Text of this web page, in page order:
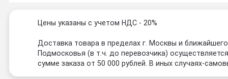
Цены указаны с учетом НДС - 20%
Доставка товара в пределах г. Москвы и ближайшего
Подмосковья (в т.ч. до перевозчика)
сумме заказа от 50 000 рублей. В иных случаях-